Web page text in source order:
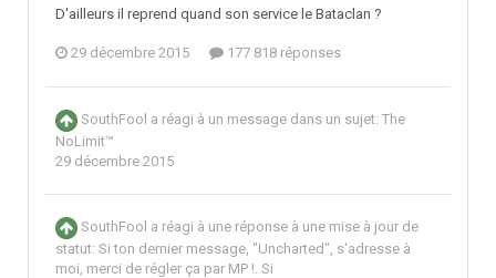
D'ailleurs il reprend quand son service le Bataclan ?
29 décembre 2015 177 818 réponses
SouthFool a réagi à un message dans un sujet: The
NoLimit™
29 décembre 2015
SouthFool a réagi à une réponse à une mise à jour de
statut: Si ton dernier message, "Uncharted", s'adresse à
moi, merci de régler ça par MP !. Si